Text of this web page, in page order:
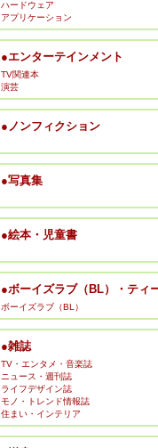
ハードウェア
アプリケーション
●エンターテインメント
TV関連本
演芸
●ノンフィクション
●写真集
●絵本・児童書
●ボーイズラブ（BL）・ティ
ボーイズラブ（BL）
●雑誌
TV・エンタメ・音楽誌
ニュース・週刊誌
ライフデザイン誌
モノ・トレンド情報誌
住まい・インテリア